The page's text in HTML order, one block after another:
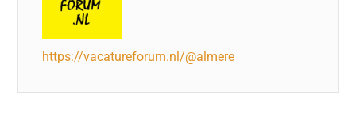
https://vacatureforum.nl/@almere